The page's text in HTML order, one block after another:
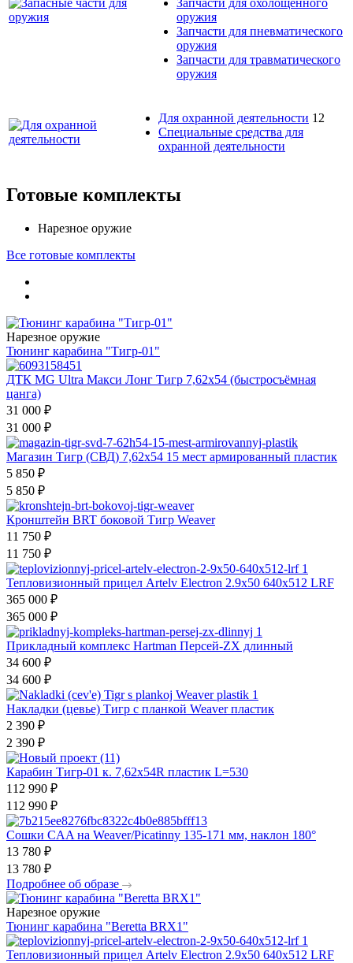
оружия
Запчасти для пневматического
оружия
Запчасти для травматического
оружия
Для охранной деятельности 12
Специальные средства для
охранной деятельности
Готовые комплекты
Нарезное оружие
Все готовые комплекты
Нарезное оружие
Тюнинг карабина "Тигр-01"
ДТК MG Ultra Макси Лонг Тигр 7,62х54 (быстросъёмная
цанга)
31 000 ₽
31 000 ₽
Магазин Тигр (СВД) 7,62х54 15 мест армированный пластик
5 850 ₽
5 850 ₽
Кронштейн BRT боковой Тигр Weaver
11 750 ₽
11 750 ₽
Тепловизионный прицел Artelv Electron 2.9x50 640x512 LRF
365 000 ₽
365 000 ₽
Прикладный комплекс Hartman Персей-ZX длинный
34 600 ₽
34 600 ₽
Накладки (цевье) Тигр с планкой Weaver пластик
2 390 ₽
2 390 ₽
Карабин Тигр-01 к. 7,62х54R пластик L=530
112 990 ₽
112 990 ₽
Сошки CAA на Weaver/Picatinny 135-171 мм, наклон 180°
13 780 ₽
13 780 ₽
Подробнее об образе
Нарезное оружие
Тюнинг карабина "Beretta BRX1"
Тепловизионный прицел Artelv Electron 2.9x50 640x512 LRF